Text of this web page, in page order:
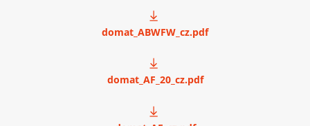
domat_ABWFW_cz.pdf
domat_AF_20_cz.pdf